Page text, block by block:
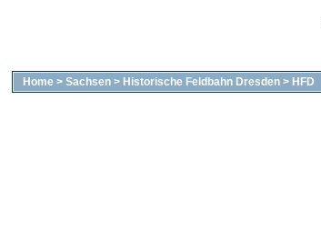
Home > Sachsen > Historische Feldbahn Dresden > HFD